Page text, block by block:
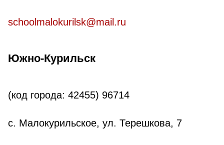
schoolmalokurilsk@mail.ru
Южно-Курильск
(код города: 42455) 96714
с. Малокурильское, ул. Терешкова, 7